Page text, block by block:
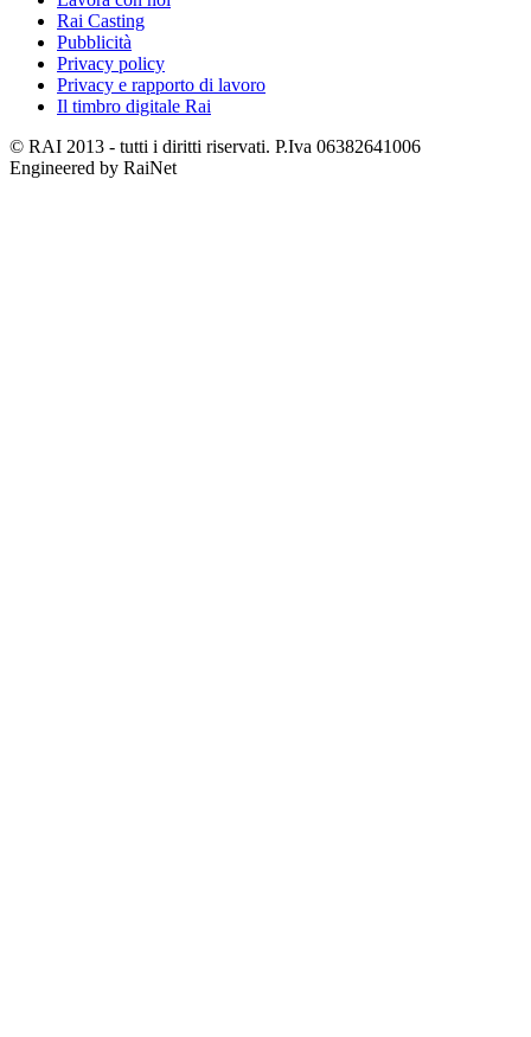
Rai Casting
Pubblicità
Privacy policy
Privacy e rapporto di lavoro
Il timbro digitale Rai
© RAI 2013 - tutti i diritti riservati. P.Iva 06382641006
Engineered by RaiNet